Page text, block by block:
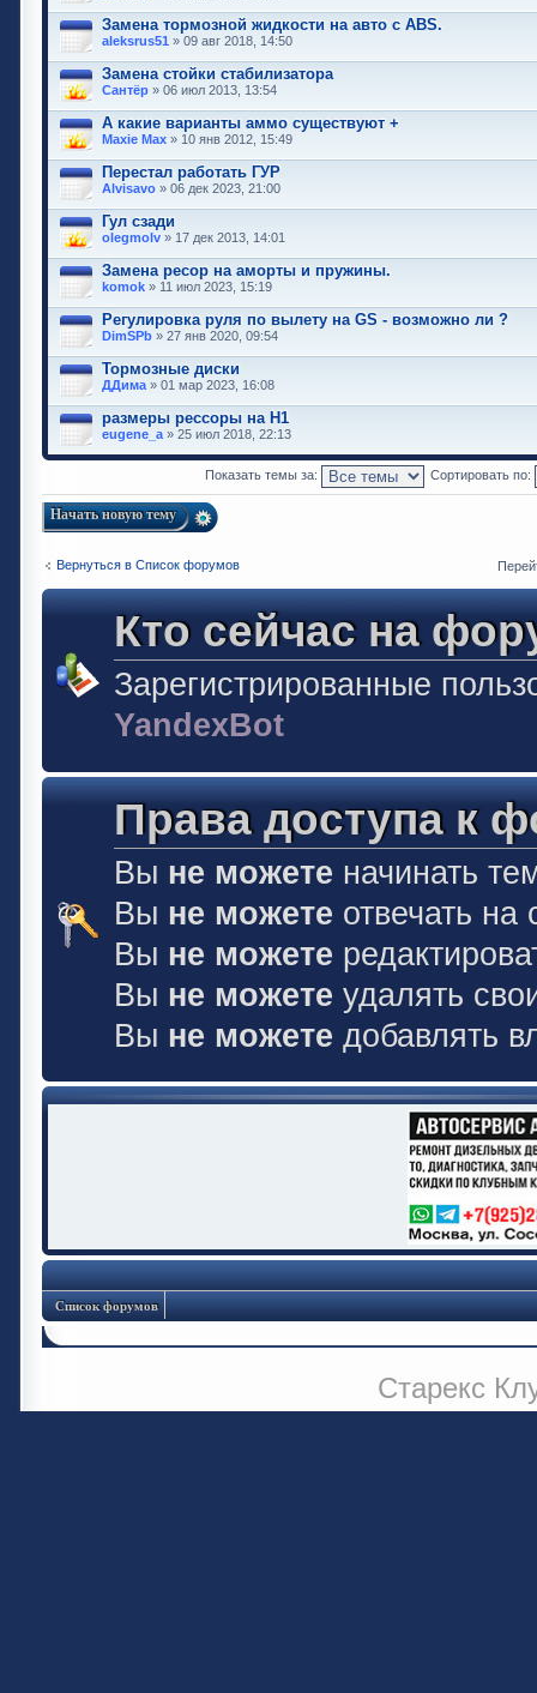
Замена тормозной жидкости на авто с ABS.
aleksrus51 » 09 авг 2018, 14:50
Замена стойки стабилизатора
Сантёр » 06 июл 2013, 13:54
А какие варианты аммо существуют +
Maxie Max » 10 янв 2012, 15:49
Перестал работать ГУР
Alvisavo » 06 дек 2023, 21:00
Гул сзади
olegmolv » 17 дек 2013, 14:01
Замена ресор на аморты и пружины.
komok » 11 июл 2023, 15:19
Регулировка руля по вылету на GS - возможно ли ?
DimSPb » 27 янв 2020, 09:54
Тормозные диски
ДДима » 01 мар 2023, 16:08
размеры рессоры на Н1
eugene_a » 25 июл 2018, 22:13
Показать темы за: Сортировать по:
Начать новую тему
Вернуться в Список форумов
Кто сейчас на
Зарегистрированные
YandexBot
Права доступа к
Вы не можете начинать
Вы не можете отвечать
Вы не можете
Вы не можете удалять
Вы не можете добавлять
Список форумов
Старекс